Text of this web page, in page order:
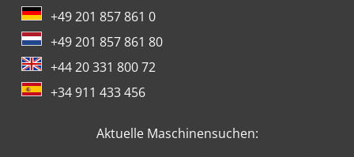
+49 201 857 861 0
+49 201 857 861 80
+44 20 331 800 72
+34 911 433 456
Aktuelle Maschinensuchen: